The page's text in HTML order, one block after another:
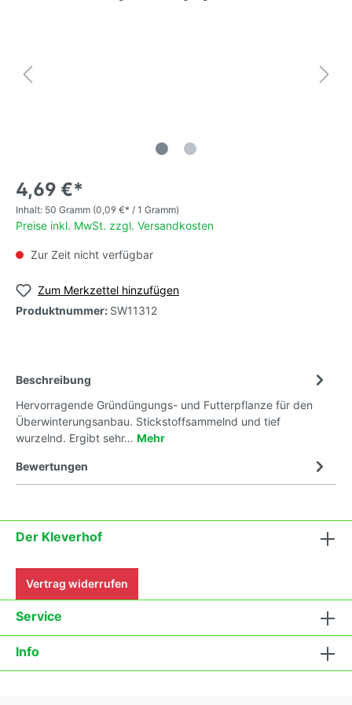
4,69 €*
Inhalt: 50 Gramm (0,09 €* / 1 Gramm)
Preise inkl. MwSt. zzgl. Versandkosten
Zur Zeit nicht verfügbar
Zum Merkzettel hinzufügen
Produktnummer: SW11312
Beschreibung
Hervorragende Gründüngungs- und Futterpflanze für den
Überwinterungsanbau. Stickstoffsammelnd und tief
wurzelnd. Ergibt sehr… Mehr
Bewertungen
Der Kleverhof
Vertrag widerrufen
Service
Info